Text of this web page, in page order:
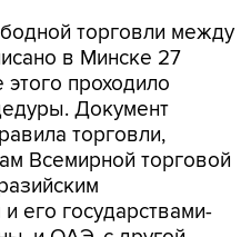
торговли между
в Минске 27
проходило
Документ
торговли,
Всемирной торговой
его государствами-